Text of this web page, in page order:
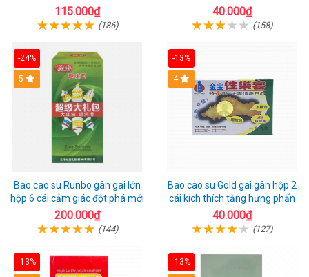
1 riêng
115.000₫
(186)
40.000₫
(158)
-24%
Hot
5
Bao cao su Runbo gân gai lớn
hộp 6 cái cảm giác đột phá mới
200.000₫
(144)
-13%
Hot
4
Bao cao su Gold gai gân hộp 2
cái kích thích tăng hưng phấn
40.000₫
(127)
-13% -13%